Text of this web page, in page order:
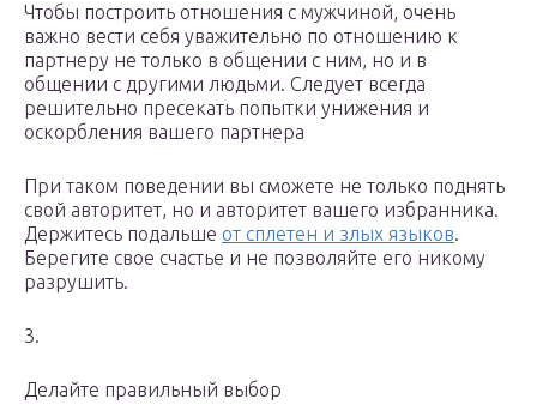
Чтобы построить отношения с мужчиной, очень
важно вести себя уважительно по отношению к
партнеру не только в общении с ним, но и в
общении с другими людьми. Следует всегда
решительно пресекать попытки унижения и
оскорбления вашего партнера
При таком поведении вы сможете не только поднять
свой авторитет, но и авторитет вашего избранника.
Держитесь подальше от сплетен и злых языков.
Берегите свое счастье и не позволяйте его никому
разрушить.
3.
Делайте правильный выбор